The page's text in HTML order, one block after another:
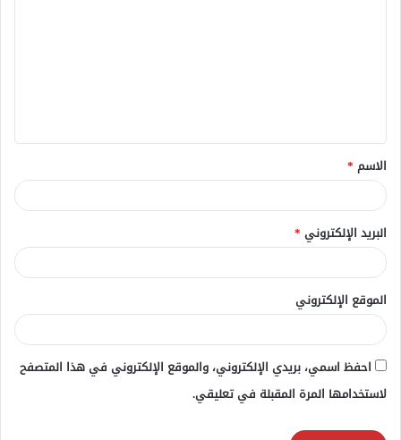
ق
*
الاسم *
البريد الإلكتروني *
الموقع الإلكتروني
احفظ اسمي، بريدي الإلكتروني، والموقع الإلكتروني في هذا المتصفح
لاستخدامها المرة المقبلة في تعليقي.